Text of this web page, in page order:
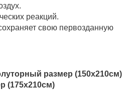
реакций.
свою первозданную
размер (150х210см)
(175х210см)